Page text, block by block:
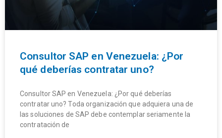
Consultor SAP en Venezuela: ¿Por
qué deberías contratar uno?
Consultor SAP en Venezuela: ¿Por qué deberías
contratar uno? Toda organización que adquiera una de
las soluciones de SAP debe contemplar seriamente la
contratación de